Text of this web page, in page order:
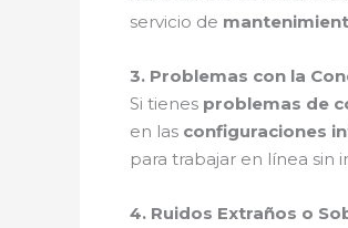
servicio de
3. Problemas con la
Si tienes problemas de
en las configuraciones
para trabajar en línea sin
4. Ruidos Extraños o